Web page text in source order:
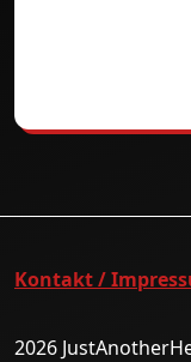
Kontakt /
2026